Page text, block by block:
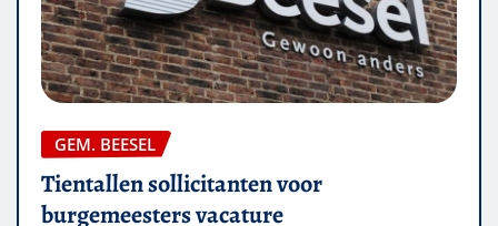
GEM. BEESEL
Tientallen sollicitanten voor
burgemeesters vacature